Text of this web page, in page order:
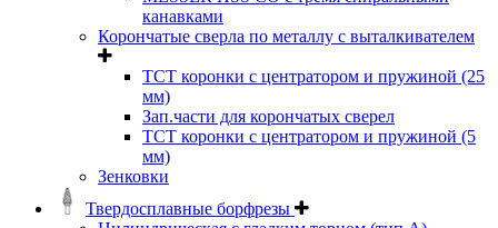
канавками
Корончатые сверла по металлу c выталкивателем
ТСТ коронки с центратором и пружиной (25
мм)
Зап.части для корончатых сверел
ТСТ коронки с центратором и пружиной (5
мм)
Зенковки
Твердосплавные борфрезы